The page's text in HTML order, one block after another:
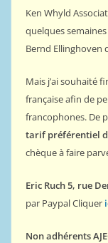
Ken Whyld
quelques
Bernd Ellinghoven
Mais j’ai souhaité
française afin de
francophones. De
tarif préférentiel
chèque à faire
Eric Ruch 5, rue
par Paypal Cliquer
Non adhérents